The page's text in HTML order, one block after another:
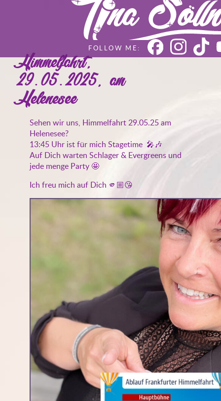
Himmelfahrt,
29.05.2025, am
Helenesee
Sehen wir uns, Himmelfahrt 29.05.25 am
Helenesee?
13:45 Uhr ist für mich Stagetime 🎤🎶
Auf Dich warten Schlager & Evergreens und
jede menge Party 🤩
Ich freu mich auf Dich 🫵🏼😘